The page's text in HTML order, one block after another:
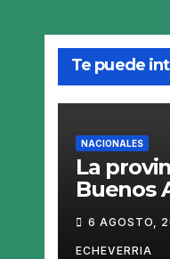
Te puede
NACIONALES
La
Buenos
sacar
el6 AGOSTO,
ECHEVERRIA